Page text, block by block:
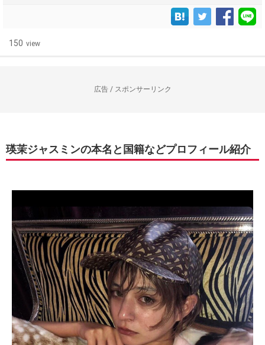
150 view
広告 / スポンサーリンク
瑛茉ジャスミンの本名と国籍などプロフィール紹介